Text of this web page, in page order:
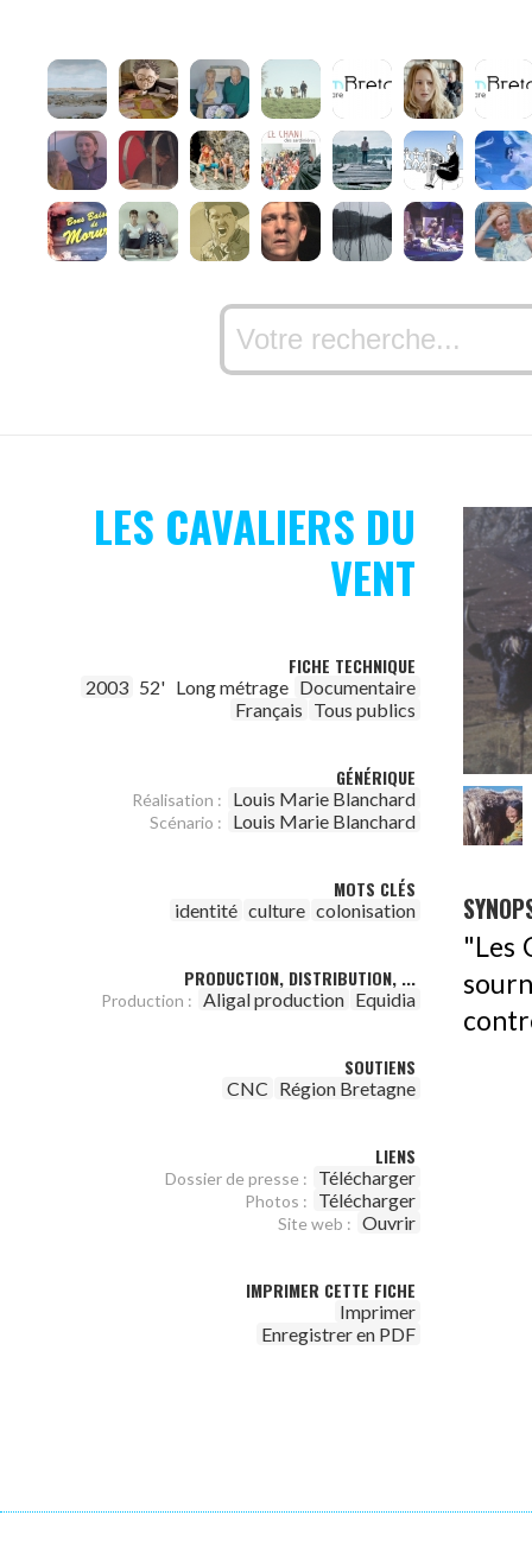
LES CAVALIERS DU
VENT
FICHE TECHNIQUE
2003 52' Long métrage Documentaire
Français Tous publics
GÉNÉRIQUE
Réalisation : Louis Marie Blanchard
Scénario : Louis Marie Blanchard
MOTS CLÉS
identité culture colonisation
PRODUCTION, DISTRIBUTION, ...
Production : Aligal production Equidia
SOUTIENS
CNC Région Bretagne
LIENS
Dossier de presse : Télécharger
Photos : Télécharger
Site web : Ouvrir
IMPRIMER CETTE FICHE
Imprimer
Enregistrer en PDF
"Les